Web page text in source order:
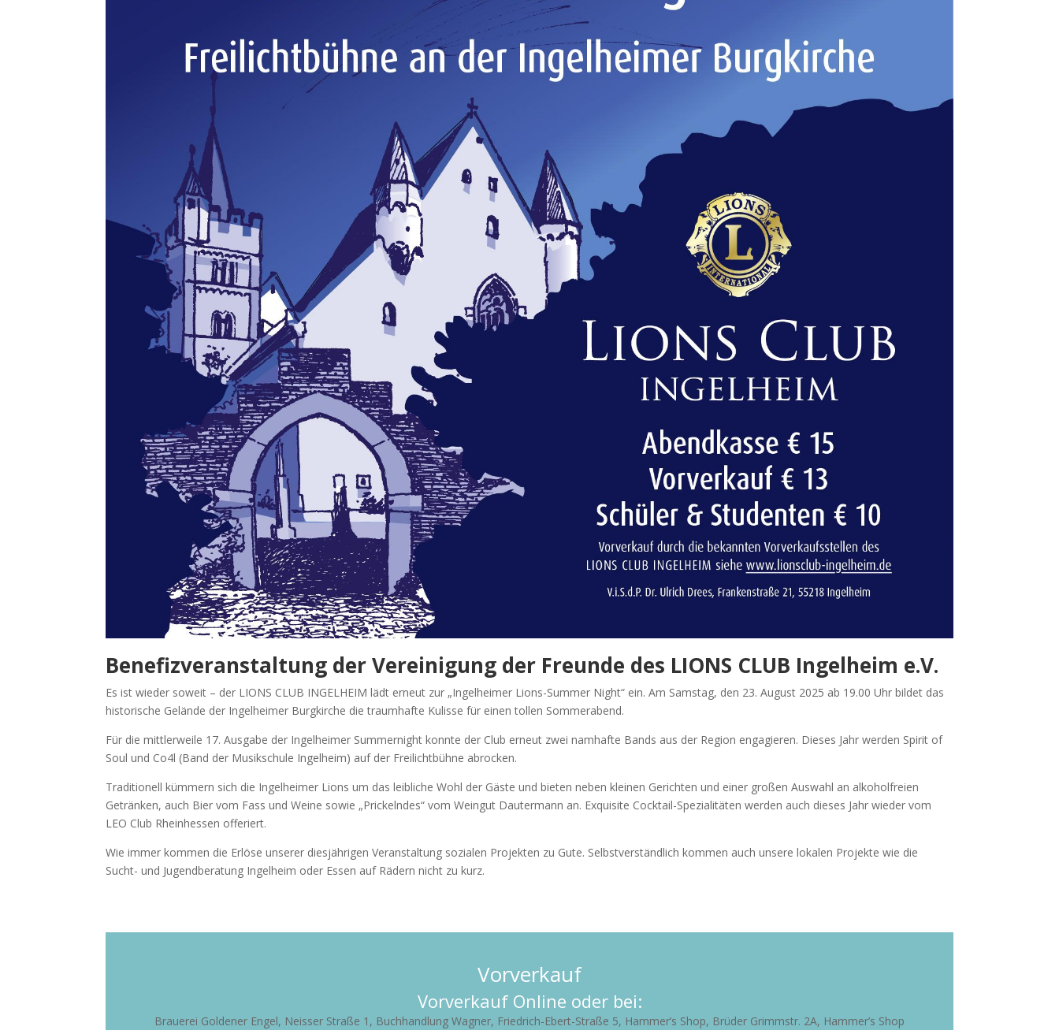
Benefizveranstaltung der Vereinigung der Freunde des LIONS CLUB Ingelheim e.V.
Es ist wieder soweit – der LIONS CLUB INGELHEIM lädt erneut zur „Ingelheimer Lions-Summer Night“ ein. Am Samstag, den 23. August 2025 ab 19.00 Uhr bildet das
historische Gelände der Ingelheimer Burgkirche die traumhafte Kulisse für einen tollen Sommerabend.
Für die mittlerweile 17. Ausgabe der Ingelheimer Summernight konnte der Club erneut zwei namhafte Bands aus der Region engagieren. Dieses Jahr werden Spirit of
Soul und Co4l (Band der Musikschule Ingelheim) auf der Freilichtbühne abrocken.
Traditionell kümmern sich die Ingelheimer Lions um das leibliche Wohl der Gäste und bieten neben kleinen Gerichten und einer großen Auswahl an alkoholfreien
Getränken, auch Bier vom Fass und Weine sowie „Prickelndes“ vom Weingut Dautermann an. Exquisite Cocktail-Spezialitäten werden auch dieses Jahr wieder vom
LEO Club Rheinhessen offeriert.
Wie immer kommen die Erlöse unserer diesjährigen Veranstaltung sozialen Projekten zu Gute. Selbstverständlich kommen auch unsere lokalen Projekte wie die
Sucht- und Jugendberatung Ingelheim oder Essen auf Rädern nicht zu kurz.
Vorverkauf
Vorverkauf Online oder bei:
Brauerei Goldener Engel, Neisser Straße 1, Buchhandlung Wagner, Friedrich-Ebert-Straße 5, Hammer’s Shop, Brüder Grimmstr. 2A, Hammer’s Shop